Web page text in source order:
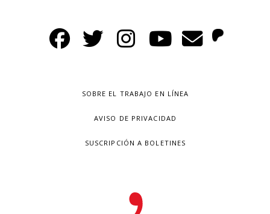
SOBRE EL TRABAJO EN LÍNEA
AVISO DE PRIVACIDAD
SUSCRIPCIÓN A BOLETINES